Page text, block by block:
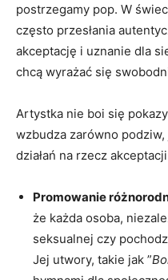
‍postrzegamy pop. W
często przesłania⁤
akceptację i uznanie dla
chcą wyrażać się
Artystka nie⁢ boi się
wzbudza zarówno
działań ​na rzecz​
Promowanie
że każda osoba,
seksualnej ‍czy
Jej utwory, takie jak ⁣”